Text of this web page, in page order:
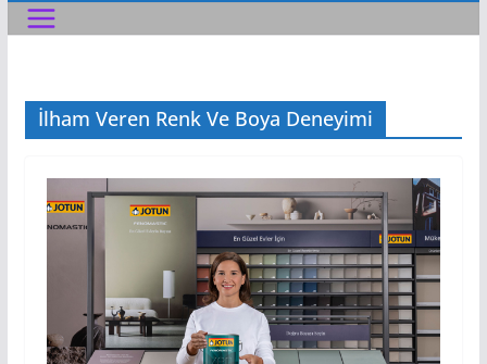
İlham Veren Renk Ve Boya Deneyimi